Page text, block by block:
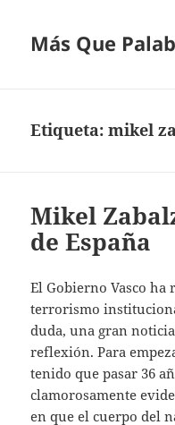
Más Que
Etiqueta:mikel
Mikel
de España
El Gobierno Vasco
terrorismo
duda, una gran
reflexión. Para
tenido que pasar 36
clamorosamente
en que el cuerpo del